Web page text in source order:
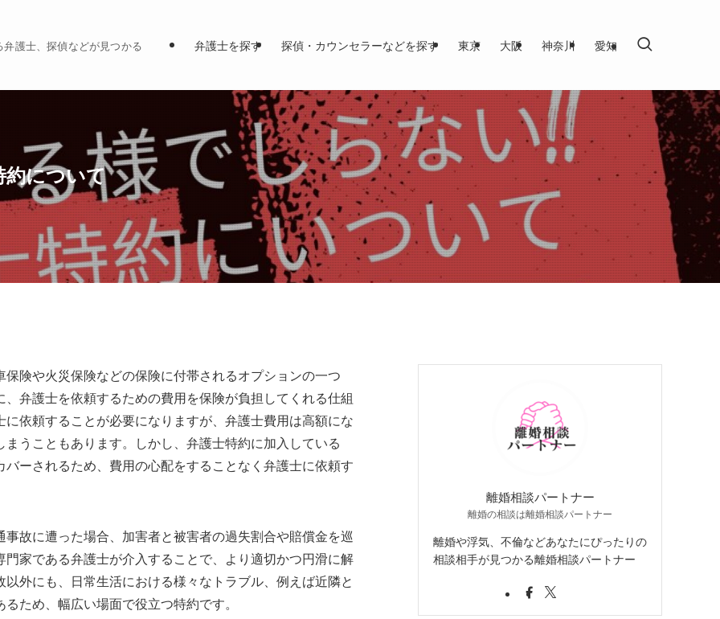
護士、探偵などが見つかる 弁護士を探す 探偵・カウンセラーなどを探す 東京 大阪 神奈川 愛知
について
険や火災保険などの保険に付帯されるオプションの一つ
弁護士を依頼するための費用を保険が負担してくれる仕組
依頼することが必要になりますが、弁護士費用は高額にな
うこともあります。しかし、弁護士特約に加入している
ーされるため、費用の心配をすることなく弁護士に依頼す
故に遭った場合、加害者と被害者の過失割合や賠償金を巡
家である弁護士が介入することで、より適切かつ円滑に解
外にも、日常生活における様々なトラブル、例えば近隣と
ため、幅広い場面で役立つ特約です。
離婚相談パートナー
離婚の相談は離婚相談パートナー
離婚や浮気、不倫などあなたにぴったりの
相談相手が見つかる離婚相談パートナー